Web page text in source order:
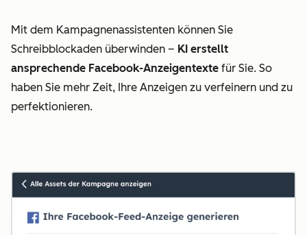
Mit dem Kampagnenassistenten können Sie
Schreibblockaden überwinden – KI erstellt
ansprechende Facebook-Anzeigentexte für Sie. So
haben Sie mehr Zeit, Ihre Anzeigen zu verfeinern und zu
perfektionieren.